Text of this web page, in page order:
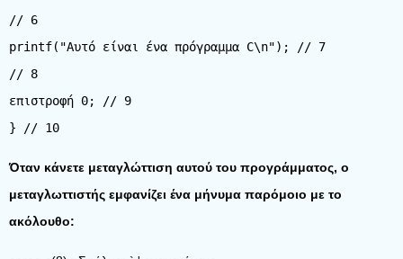
// 6
printf("Αυτό είναι ένα πρόγραμμα C\n"); // 7
// 8
επιστροφή 0; // 9
} // 10
Όταν κάνετε μεταγλώττιση αυτού του προγράμματος, ο
μεταγλωττιστής εμφανίζει ένα μήνυμα παρόμοιο με το
ακόλουθο: